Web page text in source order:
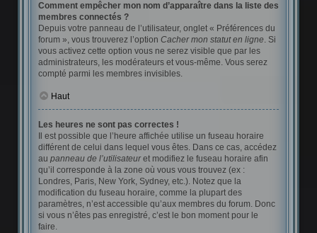
Comment empêcher mon nom d’apparaître dans la liste des
membres connectés ?
Depuis votre panneau de l’utilisateur, onglet « Préférences du
forum », vous trouverez l’option Cacher mon statut en ligne. Si
vous activez cette option vous ne serez visible que par les
administrateurs, les modérateurs et vous-même. Vous serez
compté parmi les membres invisibles.
Haut
Les heures ne sont pas correctes !
Il est possible que l’heure affichée utilise un fuseau horaire
différent de celui dans lequel vous êtes. Dans ce cas, accédez
au panneau de l’utilisateuret modifiez le fuseau horaire afin
qu’il corresponde à la zone où vous vous trouvez (ex :
Londres, Paris, New York, Sydney, etc.). Notez que la
modification du fuseau horaire, comme la plupart des
paramètres, n’est accessible qu’aux membres du forum. Donc
si vous n’êtes pas enregistré, c’est le bon moment pour le
faire.